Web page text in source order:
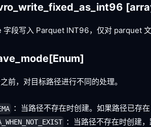
段写入 Parquet INT96，仅对 parquet
[Enum]
前，对目标路径进行不同的处理。
：当路径不存在时创建。如果路径已存
：当路径不存在时创建